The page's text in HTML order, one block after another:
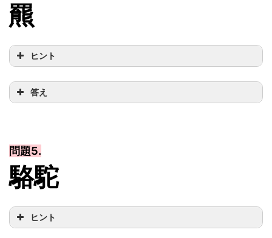
羆
ヒント
答え
問題5.
駱駝
ヒント